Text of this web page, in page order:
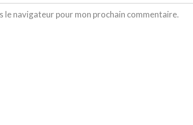
le navigateur pour mon prochain commentaire.